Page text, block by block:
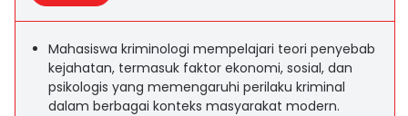
Mahasiswa kriminologi mempelajari teori penyebab
kejahatan, termasuk faktor ekonomi, sosial, dan
psikologis yang memengaruhi perilaku kriminal
dalam berbagai konteks masyarakat modern.